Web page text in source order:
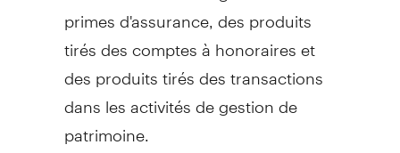
primes d'assurance, des produits
tirés des comptes à honoraires et
des produits tirés des transactions
dans les activités de gestion de
patrimoine.